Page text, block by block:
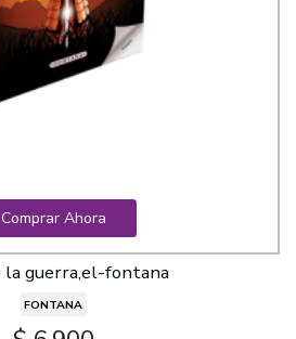
Comprar Ahora
guerra,el-fontana
FONTANA